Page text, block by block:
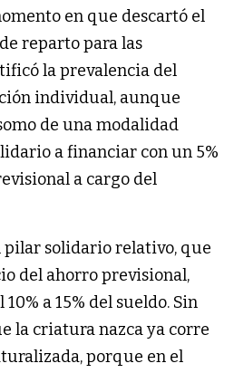
en que descartó el
reparto para las
la prevalencia del
individual, aunque
de una modalidad
a financiar con un 5%
a cargo del
pilar solidario relativo, que
del ahorro previsional,
a 15% del sueldo. Sin
la criatura nazca ya corre
porque en el